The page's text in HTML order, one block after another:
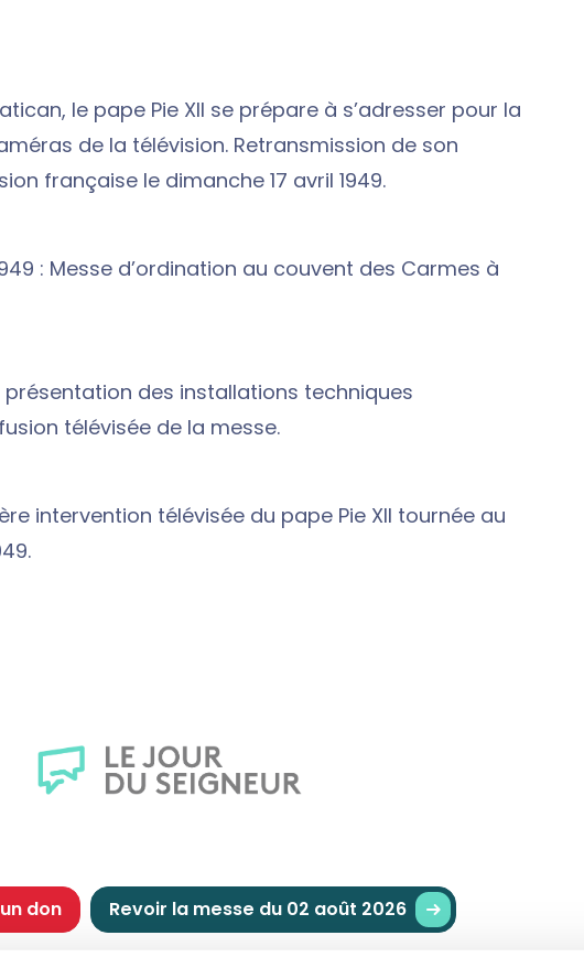
le pape Pie XII se prépare à s’adresser pour la
de la télévision. Retransmission de son
française le dimanche 17 avril 1949.
: Messe d’ordination au couvent des Carmes à
présentation des installations techniques
télévisée de la messe.
intervention télévisée du pape Pie XII tournée au
don Revoir la messe du 02 août 2026